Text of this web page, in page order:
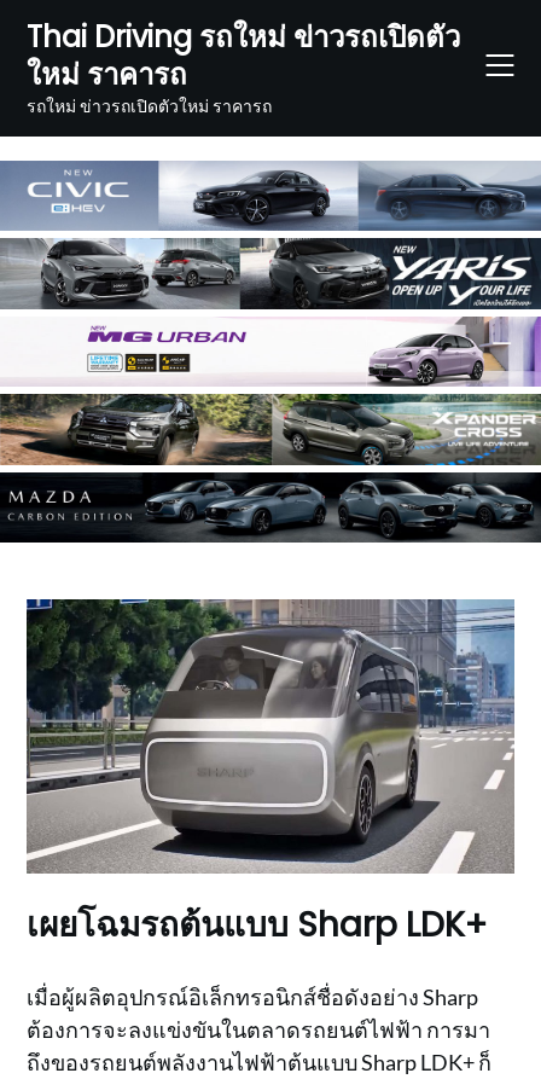
content
Thai Driving รถใหม่ ข่าวรถเปิดตัว
ใหม่ ราคารถ
รถใหม่ ข่าวรถเปิดตัวใหม่ ราคารถ
เผยโฉมรถต้นแบบ Sharp LDK+
เมื่อผู้ผลิตอุปกรณ์อิเล็กทรอนิกส์ชื่อดังอย่าง Sharp
ต้องการจะลงแข่งขันในตลาดรถยนต์ไฟฟ้า การมา
ถึงของรถยนต์พลังงานไฟฟ้าต้นแบบ Sharp LDK+ ก็